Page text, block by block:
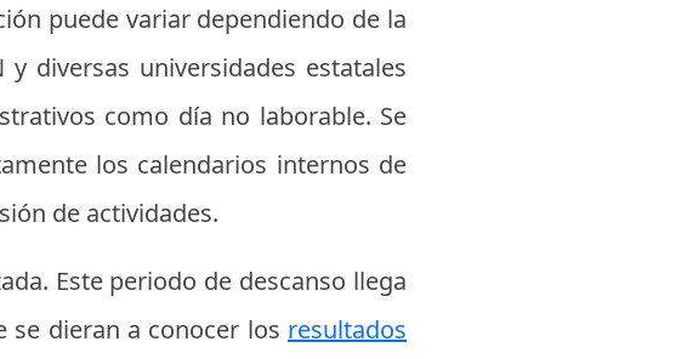
puede variar dependiendo de la
diversas universidades estatales
como día no laborable. Se
los calendarios internos de
de actividades.
Este periodo de descanso llega
se dieran a conocer los resultados